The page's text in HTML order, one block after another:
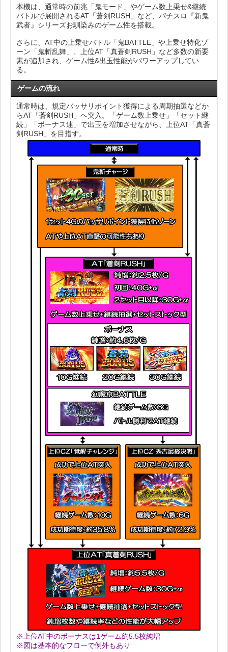
本機は、通常時の前兆「鬼モード」やゲーム数上乗せ&継続
バトルで展開されるAT「蒼剣RUSH」など、パチスロ『新鬼
武者』シリーズお馴染みのゲーム性を搭載。
さらに、AT中の上乗せバトル「鬼BATTLE」や上乗せ特化ゾ
ーン「鬼斬乱舞」、上位AT「真蒼剣RUSH」など多数の新要
素が追加され、ゲーム性&出玉性能がパワーアップしてい
る。
ゲームの流れ
通常時は、規定バッサリポイント獲得による周期抽選などか
らAT「蒼剣RUSH」へ突入。「ゲーム数上乗せ」「セット継
続」「ボーナス連」で出玉を増加させながら、上位AT「真蒼
剣RUSH」を目指す。
※上位AT中のボーナスは1ゲーム約5.5枚純増
※図は基本的なフローで例外もあり